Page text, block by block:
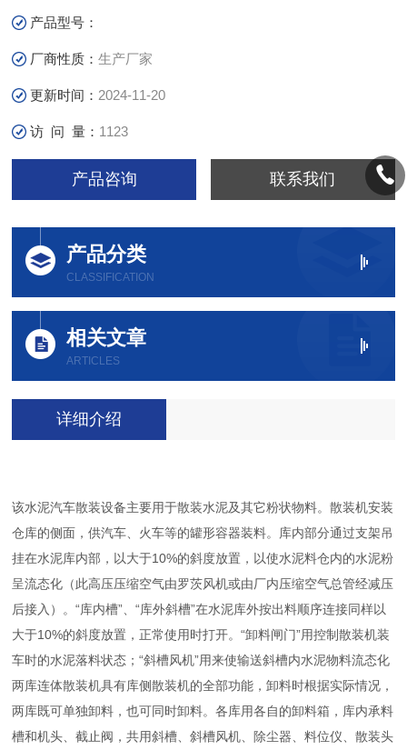
产品型号：
厂商性质：生产厂家
更新时间： 2024-11-20
访 问 量： 1123
产品咨询 联系我们
产品分类
CLASSIFICATION
相关文章
ARTICLES
详细介绍
该水泥汽车散装设备主要用于散装水泥及其它粉状物料。散装机安装
仓库的侧面，供汽车、火车等的罐形容器装料。库内部分通过支架吊
挂在水泥库内部，以大于10%的斜度放置，以使水泥料仓内的水泥粉
呈流态化（此高压压缩空气由罗茨风机或由厂内压缩空气总管经减压
后接入）。“库内槽”、“库外斜槽”在水泥库外按出料顺序连接同样以
大于10%的斜度放置，正常使用时打开。“卸料闸门”用控制散装机装
车时的水泥落料状态；“斜槽风机”用来使输送斜槽内水泥物料流态化
两库连体散装机具有库侧散装机的全部功能，卸料时根据实际情况，
两库既可单独卸料，也可同时卸料。各库用各自的卸料箱，库内承料
槽和机头、截止阀，共用斜槽、斜槽风机、除尘器、料位仪、散装头